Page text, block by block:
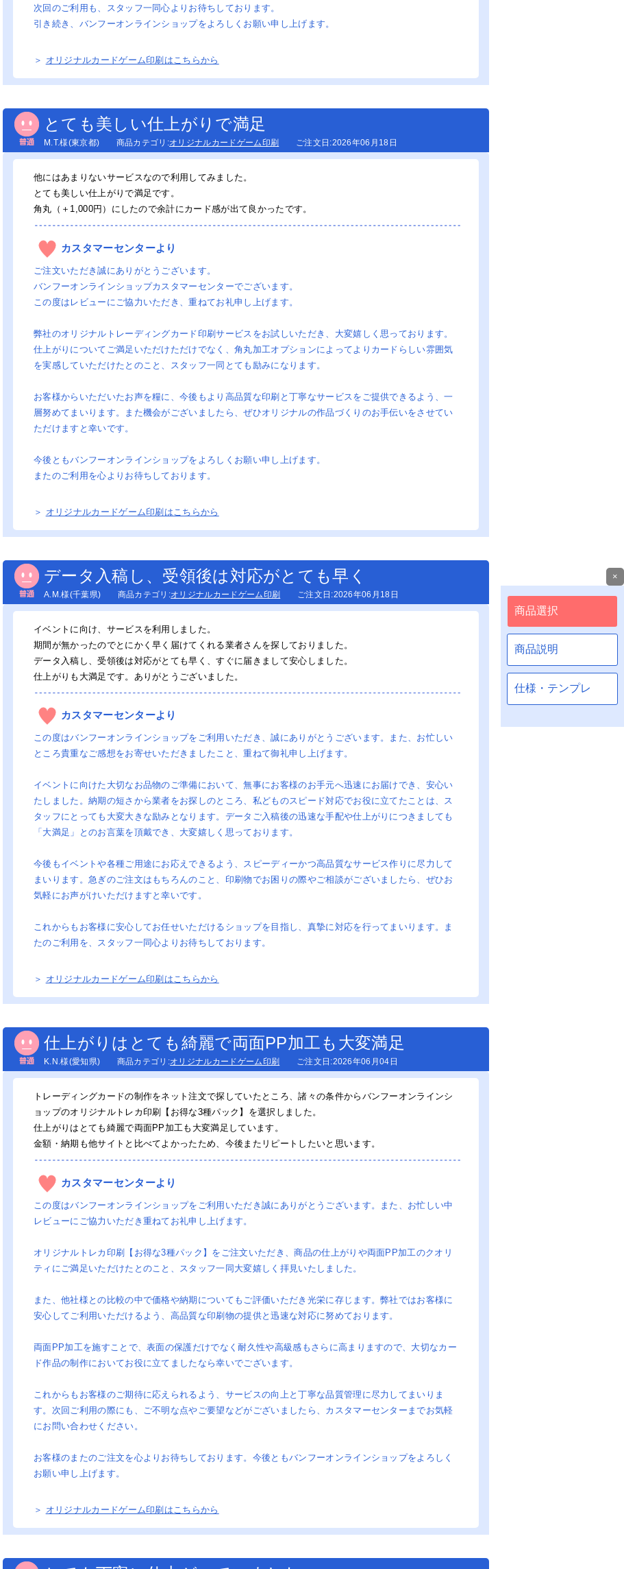
次回のご利用も、スタッフ一同心よりお待ちしております。
引き続き、バンフーオンラインショップをよろしくお願い申し上げます。
＞ オリジナルカードゲーム印刷はこちらから
とても美しい仕上がりで満足
M.T.様(東京都) 商品カテゴリ:オリジナルカードゲーム印刷 ご注文日:2026年06月18日
他にはあまりないサービスなので利用してみました。
とても美しい仕上がりで満足です。
角丸（＋1,000円）にしたので余計にカード感が出て良かったです。
カスタマーセンターより
ご注文いただき誠にありがとうございます。
バンフーオンラインショップカスタマーセンターでございます。
この度はレビューにご協力いただき、重ねてお礼申し上げます。
弊社のオリジナルトレーディングカード印刷サービスをお試しいただき、大変嬉しく思っております。
仕上がりについてご満足いただけただけでなく、角丸加工オプションによってよりカードらしい雰囲気
を実感していただけたとのこと、スタッフ一同とても励みになります。
お客様からいただいたお声を糧に、今後もより高品質な印刷と丁寧なサービスをご提供できるよう、一
層努めてまいります。また機会がございましたら、ぜひオリジナルの作品づくりのお手伝いをさせてい
ただけますと幸いです。
今後ともバンフーオンラインショップをよろしくお願い申し上げます。
またのご利用を心よりお待ちしております。
＞ オリジナルカードゲーム印刷はこちらから
データ入稿し、受領後は対応がとても早く
A.M.様(千葉県) 商品カテゴリ:オリジナルカードゲーム印刷 ご注文日:2026年06月18日
イベントに向け、サービスを利用しました。
期間が無かったのでとにかく早く届けてくれる業者さんを探しておりました。
データ入稿し、受領後は対応がとても早く、すぐに届きまして安心しました。
仕上がりも大満足です。ありがとうございました。
カスタマーセンターより
この度はバンフーオンラインショップをご利用いただき、誠にありがとうございます。また、お忙しい
ところ貴重なご感想をお寄せいただきましたこと、重ねて御礼申し上げます。
イベントに向けた大切なお品物のご準備において、無事にお客様のお手元へ迅速にお届けでき、安心い
たしました。納期の短さから業者をお探しのところ、私どものスピード対応でお役に立てたことは、ス
タッフにとっても大変大きな励みとなります。データご入稿後の迅速な手配や仕上がりにつきましても
「大満足」とのお言葉を頂戴でき、大変嬉しく思っております。
今後もイベントや各種ご用途にお応えできるよう、スピーディーかつ高品質なサービス作りに尽力して
まいります。急ぎのご注文はもちろんのこと、印刷物でお困りの際やご相談がございましたら、ぜひお
気軽にお声がけいただけますと幸いです。
これからもお客様に安心してお任せいただけるショップを目指し、真摯に対応を行ってまいります。ま
たのご利用を、スタッフ一同心よりお待ちしております。
＞ オリジナルカードゲーム印刷はこちらから
仕上がりはとても綺麗で両面PP加工も大変満足
K.N.様(愛知県) 商品カテゴリ:オリジナルカードゲーム印刷 ご注文日:2026年06月04日
トレーディングカードの制作をネット注文で探していたところ、諸々の条件からバンフーオンラインシ
ョップのオリジナルトレカ印刷【お得な3種パック】を選択しました。
仕上がりはとても綺麗で両面PP加工も大変満足しています。
金額・納期も他サイトと比べてよかったため、今後またリピートしたいと思います。
カスタマーセンターより
この度はバンフーオンラインショップをご利用いただき誠にありがとうございます。また、お忙しい中
レビューにご協力いただき重ねてお礼申し上げます。
オリジナルトレカ印刷【お得な3種パック】をご注文いただき、商品の仕上がりや両面PP加工のクオリ
ティにご満足いただけたとのこと、スタッフ一同大変嬉しく拝見いたしました。
また、他社様との比較の中で価格や納期についてもご評価いただき光栄に存じます。弊社ではお客様に
安心してご利用いただけるよう、高品質な印刷物の提供と迅速な対応に努めております。
両面PP加工を施すことで、表面の保護だけでなく耐久性や高級感もさらに高まりますので、大切なカー
ド作品の制作においてお役に立てましたなら幸いでございます。
これからもお客様のご期待に応えられるよう、サービスの向上と丁寧な品質管理に尽力してまいりま
す。次回ご利用の際にも、ご不明な点やご要望などがございましたら、カスタマーセンターまでお気軽
にお問い合わせください。
お客様のまたのご注文を心よりお待ちしております。今後ともバンフーオンラインショップをよろしく
お願い申し上げます。
＞ オリジナルカードゲーム印刷はこちらから
使い捨て紙製マスクケース
オリジナルプリントマスク
抗菌パウチ
名刺印刷（デジタルオフセット印
名刺印刷（デジタルオフセット印
刷）/そっくり
名刺印刷（オンデマンド印刷）
名刺印刷（オンデマンド印刷）/そ
っくり
エグゼクティブ名刺印刷（デジタル
オフセット印刷）
MoriPica名刺印刷
封筒印刷（1・2色刷込）
封筒印刷（1・2色刷込）/そっくり
封筒印刷（フルカラー刷込）
封筒印刷（フルカラー刷込）/そっ
封筒印刷＋挨拶状印刷セット
プレミアム封筒印刷
封筒印刷（全面）
FSC®森林認証名刺印刷（オンデマ
ンド印刷）
FSC®森林認証名刺印刷（オンデマ
ンド印刷）/そっくり
FSC®森林認証封筒印刷（1・2色刷
FSC®森林認証封筒印刷（1・2色刷
込）/そっくり
ポケットファイル印刷
ecoポケットファイル印刷
フルカラークリアファイル印刷
クリアファイル印刷（箔押しタイ
紙ファイル
PVC・プラスチックカード印刷
ネームプレート（名札）印刷
インクパッド内蔵スタンプ
住所印・親子印
オリジナル伝票
紙ドウガ（動画作成サービス）
オリジナル柄付きポリうちわ
丸型紙うちわ
オリジナルポケットティッシュ印刷
販促用マスク印刷（ラベル付き）
金具付カレンダー印刷
中綴じカレンダー印刷
タンザック製本カレンダー
壁掛けリングカレンダー
卓上リングカレンダー
卓上ケース付きカレンダー
マグネットシート印刷
のぼり印刷
フロアサイン印刷
カッティングシート（スタンダー
カッティングシート（長期用）
バナースタンドセット
スタンド看板セット
電飾看板セット
差し替えメニュー（オンデマンド印
大判メニューパウチ加工（オフセッ
オリジナルトランプ印刷
オリジナルタロットカード印刷
オリジナルトレーディングカード印
パッケージ印刷（デザイン）
カード用台紙印刷
ピクチャーパズル（ジグソーパズ
ル）プリント
マウスパッドプリント
クリッププリント（マグネット付）
ピンズプリント
ストラッププリント
キーホルダープリント
タオルプリント
クッションプリント
モバイルバッテリー
クージープリント
マイボトル（オリジナルボトル印
タンブラー
マグカップ（昇華転写プリント）
グラス彫刻
枡（レーザー彫刻）
サッカーボールプリント/MyBO+
バスケットボールプリント/MyBO+
バレーボールプリント/MyBO+
ゴルフボールプリント/MyBO+
ゴルフボールプリント
金属盾プリント
アクリルオーナメント彫刻
ウッドフォトスタンド（レーザー彫
ボールペンプリント
鉛筆プリント
下敷き印刷
ライター印刷
缶バッジ印刷
缶マグネット印刷
オリジナルハンディファン印刷
紙ナプキン印刷
紙おしぼり印刷
コースター印刷
コルクコースター印刷
リフレコースター印刷
表札（レーザー彫刻）
2025年Tシャツコンテスト受賞作品
2025年トートバッグコンテスト受
2024年Tシャツコンテスト受賞作品
2024年トートバッグコンテスト受
2023年Tシャツコンテスト受賞作品
2023年トートバッグコンテスト受
2022年Tシャツコンテスト受賞作品
2022年トートバッグコンテスト受
2021年Tシャツコンテスト受賞作品
2021年トートバッグコンテスト受
2020年Tシャツコンテスト受賞作品
2020年トートバッグコンテスト受
2019年Tシャツコンテスト受賞作品
2019年トートバッグコンテスト受
半袖ポロシャツ
長袖ポロシャツ
ドライポロシャツ
ヘビーキャンバストートバッグ
キャンバスサコッシュ
クルーネックライトトレーナー
ジップアップライトパーカー
オリジナル帆前掛け印刷
メッシュキャップ
傘・日傘プリント
×